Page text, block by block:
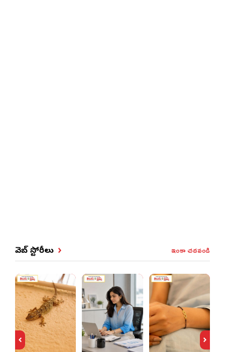
వెబ్ స్టోరీలు ఇంకా చదవండి